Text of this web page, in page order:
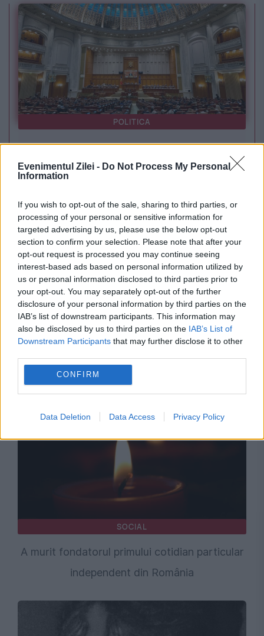
Evenimentul Zilei - Do Not Process My Personal
Information
If you wish to opt-out of the sale, sharing to third parties, or
processing of your personal or sensitive information for
targeted advertising by us, please use the below opt-out
section to confirm your selection. Please note that after your
opt-out request is processed you may continue seeing
interest-based ads based on personal information utilized by
us or personal information disclosed to third parties prior to
your opt-out. You may separately opt-out of the further
disclosure of your personal information by third parties on the
IAB’s list of downstream participants. This information may
also be disclosed by us to third parties on the IAB’s List of
Downstream Participants that may further disclose it to other
CONFIRM
Data Deletion Data Access Privacy Policy
POLITICA
Sorin Grindeanu: Parlamentul a evitat
pierderea a 5,8 miliarde de euro din PNRR și a
INVITATII EVZ
Pax israeliana: Noua ecuație a supraviețuirii
Statului Evreu
SOCIAL
A murit fondatorul primului cotidian particular
independent din România